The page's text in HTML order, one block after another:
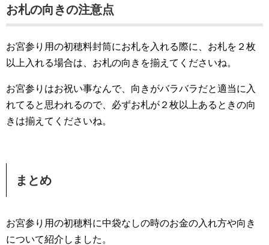
お札の向きの注意点
お宮参り用の初穂料封筒にお札を入れる際に、お札を２枚
以上入れる場合は、お札の向きを揃えてくださいね。
お宮参りはお祝い事なんで、向きがバラバラだと適当に入
れてると思われるので、必ずお札が２枚以上あるときの向
きは揃えてくださいね。
まとめ
お宮参り用の初穂料に中袋なしの時のお金の入れ方や向き
について紹介しました。